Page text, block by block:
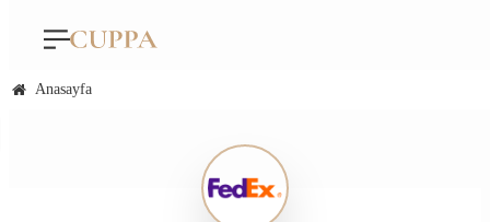
Anasayfa